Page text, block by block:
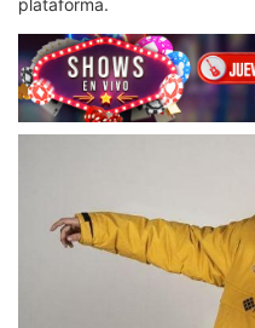
plataforma.